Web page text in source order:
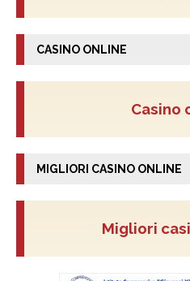
CASINO ONLINE
Casino
MIGLIORI CASINO ONLINE
Migliori